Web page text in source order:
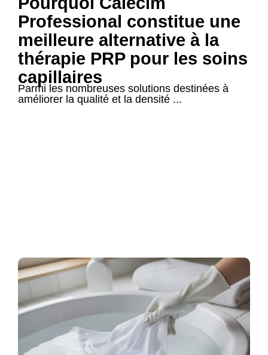
Professional constitue une
meilleure alternative à la
thérapie PRP pour les soins
capillaires
Parmi les nombreuses solutions destinées à
améliorer la qualité et la densité ...